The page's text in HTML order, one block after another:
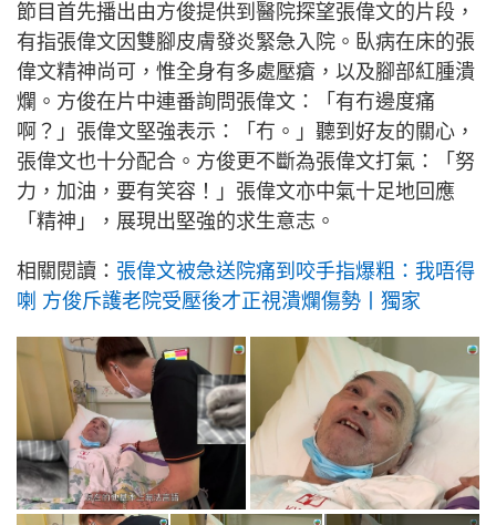
節目首先播出由方俊提供到醫院探望張偉文的片段，
有指張偉文因雙腳皮膚發炎緊急入院。臥病在床的張
偉文精神尚可，惟全身有多處壓瘡，以及腳部紅腫潰
爛。方俊在片中連番詢問張偉文：「有冇邊度痛
啊？」張偉文堅強表示：「冇。」聽到好友的關心，
張偉文也十分配合。方俊更不斷為張偉文打氣：「努
力，加油，要有笑容！」張偉文亦中氣十足地回應
「精神」，展現出堅強的求生意志。
相關閱讀： 張偉文被急送院痛到咬手指爆粗：我唔得
喇 方俊斥護老院受壓後才正視潰爛傷勢丨獨家